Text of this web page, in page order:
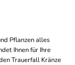
Pflanzen alles
Ihnen für Ihre
Trauerfall Kränze